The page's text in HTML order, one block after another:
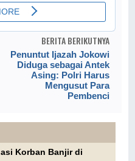
BERITA BERIKUTNYA
Penuntut Ijazah Jokowi
Diduga sebagai Antek
Asing: Polri Harus
Mengusut Para
Pembenci
Korban Banjir di